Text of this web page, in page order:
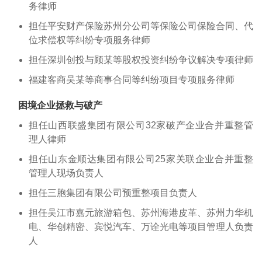
务律师
担任平安财产保险苏州分公司等保险公司保险合同、代
位求偿权等纠纷专项服务律师
担任深圳创投与顾某等股权投资纠纷争议解决专项律师
福建客商吴某等商事合同等纠纷项目专项服务律师
困境企业拯救与破产
担任山西联盛集团有限公司32家破产企业合并重整管
理人律师
担任山东金顺达集团有限公司25家关联企业合并重整
管理人现场负责人
担任三胞集团有限公司预重整项目负责人
担任吴江市嘉元旅游箱包、苏州海港皮革、苏州力华机
电、华创精密、宾悦汽车、万诠光电等项目管理人负责
人